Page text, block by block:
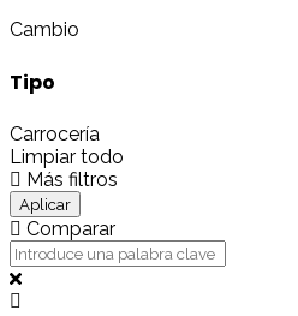
Cambio
Tipo
Carrocería
Limpiar todo
Más filtros
Aplicar
Comparar